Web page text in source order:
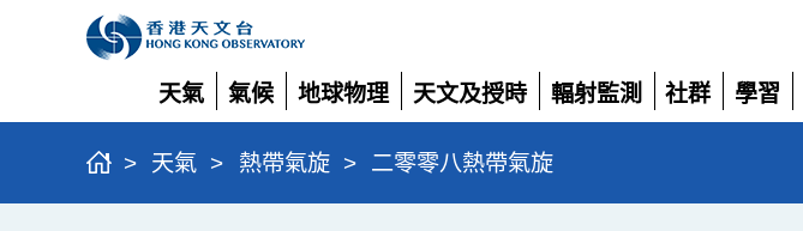
天氣
展
開
氣候
展
開
地球物理
展
開
天文及授時
展
開
輻射監測
展
開
社群
展
學習
展
> 天氣 > 熱帶氣旋 > 二零零八熱帶氣旋